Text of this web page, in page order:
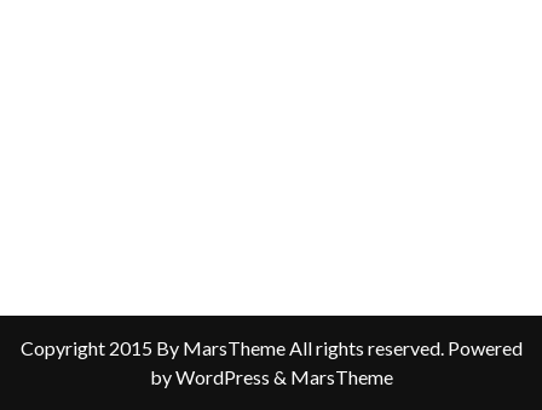
Copyright 2015 By MarsTheme All rights reserved. Powered
by WordPress & MarsTheme